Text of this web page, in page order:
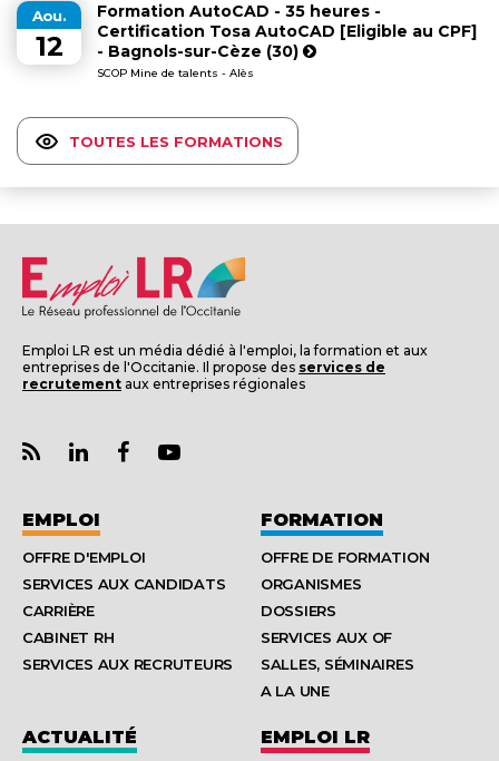
Aou.
12
Formation AutoCAD - 35 heures -
Certification Tosa AutoCAD [Eligible au CPF]
- Bagnols-sur-Cèze (30)
SCOP Mine de talents - Alès
TOUTES LES FORMATIONS
Emploi LR est un média dédié à l'emploi, la formation et aux
entreprises de l'Occitanie. Il propose des services de
recrutement aux entreprises régionales
EMPLOI
OFFRE D'EMPLOI
SERVICES AUX CANDIDATS
CARRIÈRE
CABINET RH
SERVICES AUX RECRUTEURS
FORMATION
OFFRE DE FORMATION
ORGANISMES
DOSSIERS
SERVICES AUX OF
SALLES, SÉMINAIRES
A LA UNE
ACTUALITÉ EMPLOI LR